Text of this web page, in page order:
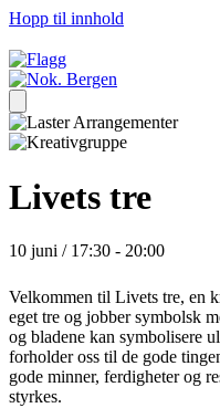
Hopp til innhold
Livets tre
10 juni / 17:30 - 20:00
Velkommen til Livets tre, en
eget tre og jobber symbolsk
og bladene kan symbolisere
forholder oss til de gode
gode minner, ferdigheter og
styrkes.